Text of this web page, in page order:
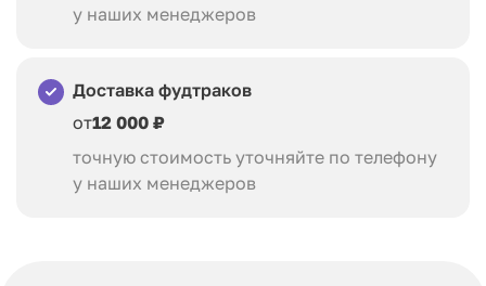
у наших менеджеров
Доставка фудтраков
от12 000 ₽
точную стоимость уточняйте по телефону
у наших менеджеров